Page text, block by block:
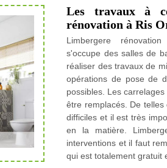
Les travaux à
rénovation à Ris
Limbergere
s'occupe des salles de
réaliser des travaux de
opérations de pose de
possibles. Les
être remplacés. De
difficiles et il est très
en la matière.
interventions et il faut
qui est totalement gratuit